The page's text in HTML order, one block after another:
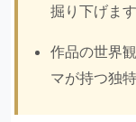
掘り下げます
作品の世界
マが持つ独